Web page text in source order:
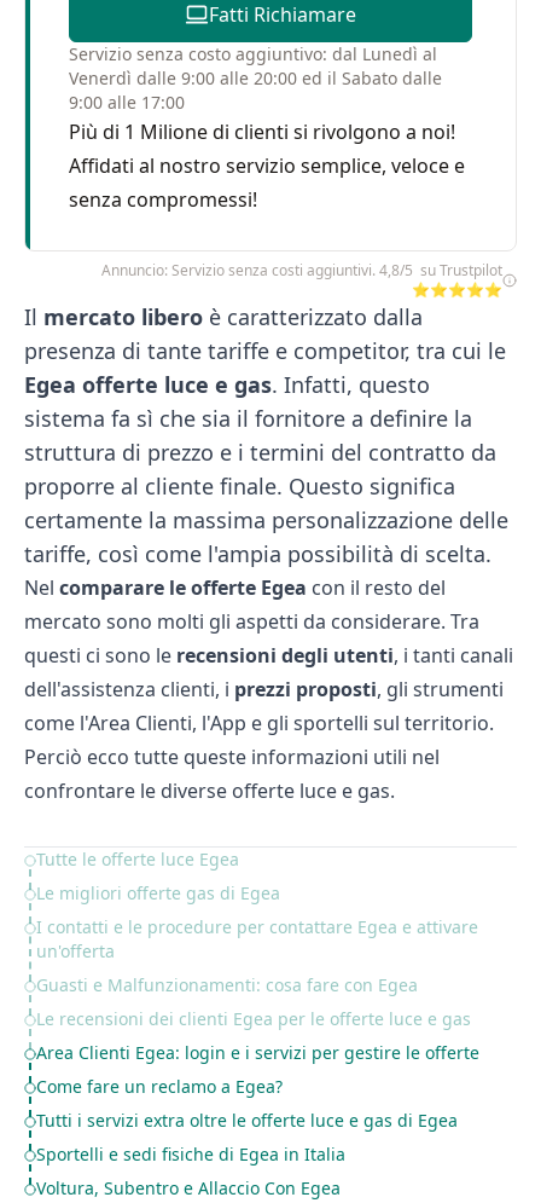
Fatti Richiamare
Servizio senza costo aggiuntivo: dal Lunedì al
Venerdì dalle 9:00 alle 20:00 ed il Sabato dalle
9:00 alle 17:00
Più di 1 Milione di clienti si rivolgono a noi!
Affidati al nostro servizio semplice, veloce e
senza compromessi!
Annuncio: Servizio senza costi aggiuntivi. 4,8/5 su Trustpilot
⭐⭐⭐⭐⭐
Il mercato libero è caratterizzato dalla
presenza di tante tariffe e competitor, tra cui le
Egea offerte luce e gas. Infatti, questo
sistema fa sì che sia il fornitore a definire la
struttura di prezzo e i termini del contratto da
proporre al cliente finale. Questo significa
certamente la massima personalizzazione delle
tariffe, così come l'ampia possibilità di scelta.
Nel comparare le offerte Egea con il resto del
mercato sono molti gli aspetti da considerare. Tra
questi ci sono le recensioni degli utenti, i tanti canali
dell'assistenza clienti, i prezzi proposti, gli strumenti
come l'Area Clienti, l'App e gli sportelli sul territorio.
Perciò ecco tutte queste informazioni utili nel
confrontare le diverse offerte luce e gas.
Table of Contents
Tutte le offerte luce Egea
Le migliori offerte gas di Egea
I contatti e le procedure per contattare Egea e attivare
un'offerta
Guasti e Malfunzionamenti: cosa fare con Egea
Le recensioni dei clienti Egea per le offerte luce e gas
Area Clienti Egea: login e i servizi per gestire le offerte
Come fare un reclamo a Egea?
Tutti i servizi extra oltre le offerte luce e gas di Egea
Sportelli e sedi fisiche di Egea in Italia
Voltura, Subentro e Allaccio Con Egea